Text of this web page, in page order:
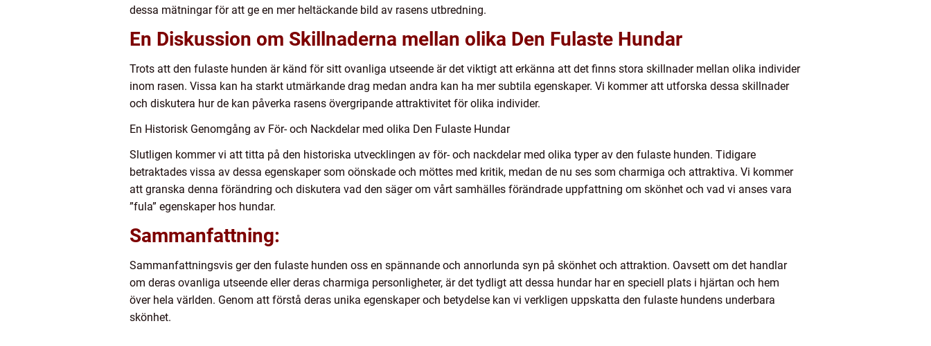
dessa mätningar för att ge en mer heltäckande bild av rasens utbredning.
En Diskussion om Skillnaderna mellan olika Den Fulaste Hundar
Trots att den fulaste hunden är känd för sitt ovanliga utseende är det viktigt att erkänna att det finns stora skillnader mellan olika individer
inom rasen. Vissa kan ha starkt utmärkande drag medan andra kan ha mer subtila egenskaper. Vi kommer att utforska dessa skillnader
och diskutera hur de kan påverka rasens övergripande attraktivitet för olika individer.
En Historisk Genomgång av För- och Nackdelar med olika Den Fulaste Hundar
Slutligen kommer vi att titta på den historiska utvecklingen av för- och nackdelar med olika typer av den fulaste hunden. Tidigare
betraktades vissa av dessa egenskaper som oönskade och möttes med kritik, medan de nu ses som charmiga och attraktiva. Vi kommer
att granska denna förändring och diskutera vad den säger om vårt samhälles förändrade uppfattning om skönhet och vad vi anses vara
”fula” egenskaper hos hundar.
Sammanfattning:
Sammanfattningsvis ger den fulaste hunden oss en spännande och annorlunda syn på skönhet och attraktion. Oavsett om det handlar
om deras ovanliga utseende eller deras charmiga personligheter, är det tydligt att dessa hundar har en speciell plats i hjärtan och hem
över hela världen. Genom att förstå deras unika egenskaper och betydelse kan vi verkligen uppskatta den fulaste hundens underbara
skönhet.